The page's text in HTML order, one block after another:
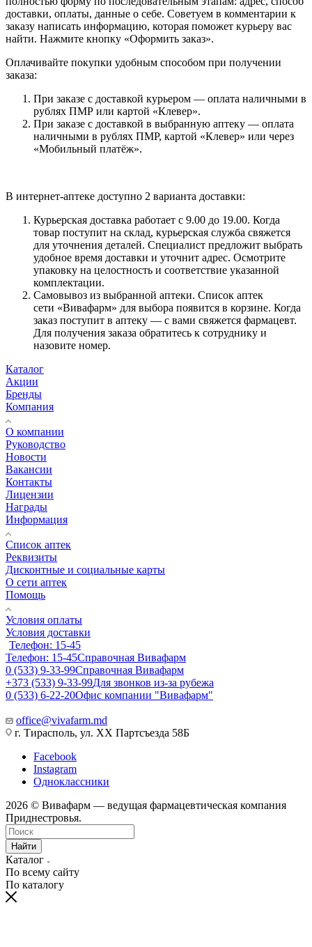
доставки, оплаты, данные о себе. Советуем в комментарии к
заказу написать информацию, которая поможет курьеру вас
найти. Нажмите кнопку «Оформить заказ».
Оплачивайте покупки удобным способом при получении
заказа:
При заказе с доставкой курьером — оплата наличными в
рублях ПМР или картой «Клевер».
При заказе с доставкой в выбранную аптеку — оплата
наличными в рублях ПМР, картой «Клевер» или через
«Мобильный платёж».
В интернет-аптеке доступно 2 варианта доставки:
Курьерская доставка работает с 9.00 до 19.00. Когда
товар поступит на склад, курьерская служба свяжется
для уточнения деталей. Специалист предложит выбрать
удобное время доставки и уточнит адрес. Осмотрите
упаковку на целостность и соответствие указанной
комплектации.
Самовывоз из выбранной аптеки. Список аптек
сети «Вивафарм» для выбора появится в корзине. Когда
заказ поступит в аптеку — с вами свяжется фармацевт.
Для получения заказа обратитесь к сотруднику и
назовите номер.
Каталог
Акции
Бренды
Компания
О компании
Руководство
Новости
Вакансии
Контакты
Лицензии
Награды
Информация
Список аптек
Реквизиты
Дисконтные и социальные карты
О сети аптек
Помощь
Условия оплаты
Условия доставки
Телефон: 15-45
Телефон: 15-45Справочная Вивафарм
0 (533) 9-33-99Справочная Вивафарм
+373 (533) 9-33-99Для звонков из-за рубежа
0 (533) 6-22-20Офис компании "Вивафарм"
office@vivafarm.md
г. Тирасполь, ул. ХХ Партсъезда 58Б
Facebook
Instagram
Одноклассники
2026 © Вивафарм — ведущая фармацевтическая компания
Приднестровья.
Найти
Каталог
По всему сайту
По каталогу